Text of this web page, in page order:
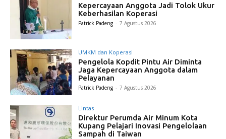
Kepercayaan Anggota Jadi Tolok Ukur
Keberhasilan Koperasi
Patrick Padeng - 7 Agustus 2026
UMKM dan Koperasi
Pengelola Kopdit Pintu Air Diminta
Jaga Kepercayaan Anggota dalam
Pelayanan
Patrick Padeng - 7 Agustus 2026
Lintas
Direktur Perumda Air Minum Kota
Kupang Pelajari Inovasi Pengelolaan
Sampah di Taiwan